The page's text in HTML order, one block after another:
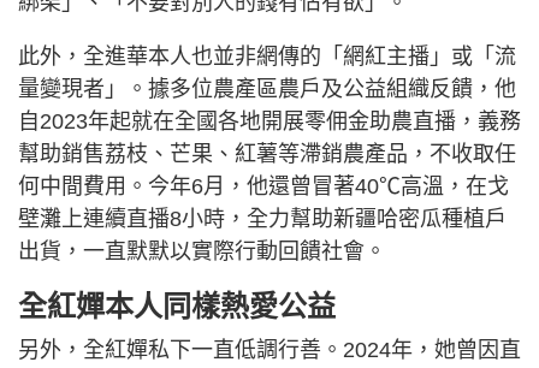
此外，全進華本人也並非網傳的「網紅主播」或「流
量變現者」。據多位農產區農戶及公益組織反饋，他
自2023年起就在全國各地開展零佣金助農直播，義務
幫助銷售荔枝、芒果、紅薯等滯銷農產品，不收取任
何中間費用。今年6月，他還曾冒著40℃高溫，在戈
壁灘上連續直播8小時，全力幫助新疆哈密瓜種植戶
出貨，一直默默以實際行動回饋社會。
全紅嬋本人同樣熱愛公益
另外，全紅嬋私下一直低調行善。2024年，她曾因直